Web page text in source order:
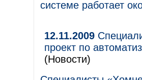
системе работает
12.11.2009
проект по
(Новости)